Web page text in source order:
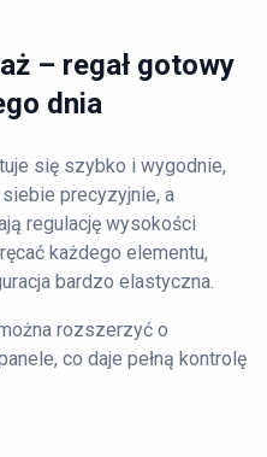
– regał gotowy
dnia
się szybko i wygodnie,
precyzyjnie, a
regulację wysokości
każdego elementu,
bardzo elastyczna.
rozszerzyć o
co daje pełną kontrolę